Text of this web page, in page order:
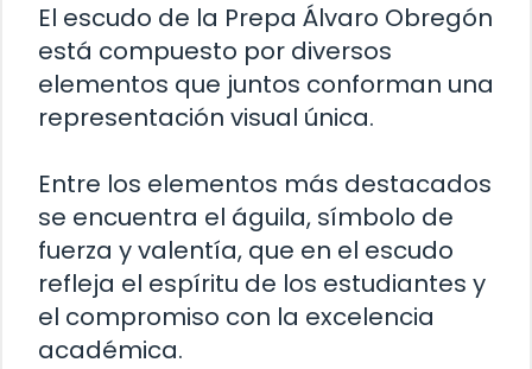
El escudo de la Prepa Álvaro Obregón
está compuesto por diversos
elementos que juntos conforman una
representación visual única.
Entre los elementos más destacados
se encuentra el águila, símbolo de
fuerza y valentía, que en el escudo
refleja el espíritu de los estudiantes y
el compromiso con la excelencia
académica.